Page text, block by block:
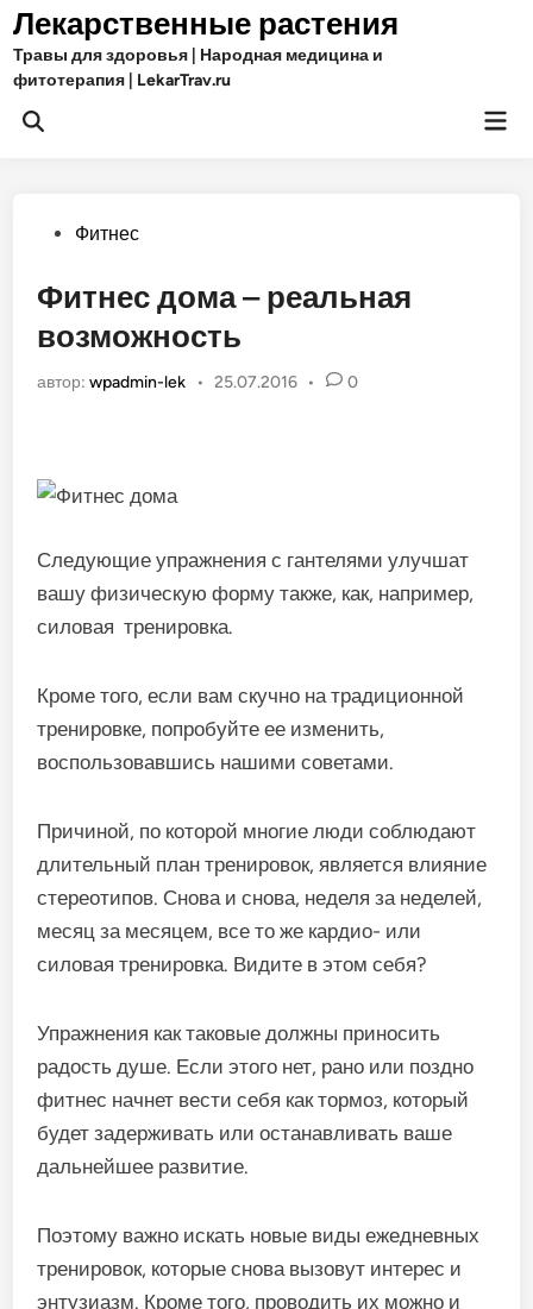
Перейти
содержимому
Лекарственные растения
Травы для здоровья | Народная медицина и
фитотерапия | LekarTrav.ru
Открыть
Опубликовано
Фитнес
Фитнес дома – реальная
возможность
автор:wpadmin-lek • 25.07.2016 • 0
Следующие упражнения с гантелями улучшат
вашу физическую форму также, как, например,
силовая тренировка.
Кроме того, если вам скучно на традиционной
тренировке, попробуйте ее изменить,
воспользовавшись нашими советами.
Причиной, по которой многие люди соблюдают
длительный план тренировок, является влияние
стереотипов. Снова и снова, неделя за неделей,
месяц за месяцем, все то же кардио- или
силовая тренировка. Видите в этом себя?
Упражнения как таковые должны приносить
радость душе. Если этого нет, рано или поздно
фитнес начнет вести себя как тормоз, который
будет задерживать или останавливать ваше
дальнейшее развитие.
Поэтому важно искать новые виды ежедневных
тренировок, которые снова вызовут интерес и
энтузиазм. Кроме того, проводить их можно и